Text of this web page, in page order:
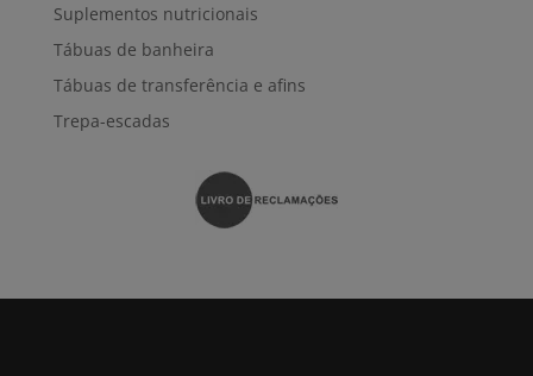
Suplementos nutricionais
Tábuas de banheira
Tábuas de transferência e afins
Trepa-escadas